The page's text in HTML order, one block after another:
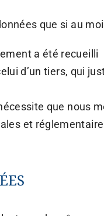
que si au
a été recueilli
d’un tiers, qui
que
et